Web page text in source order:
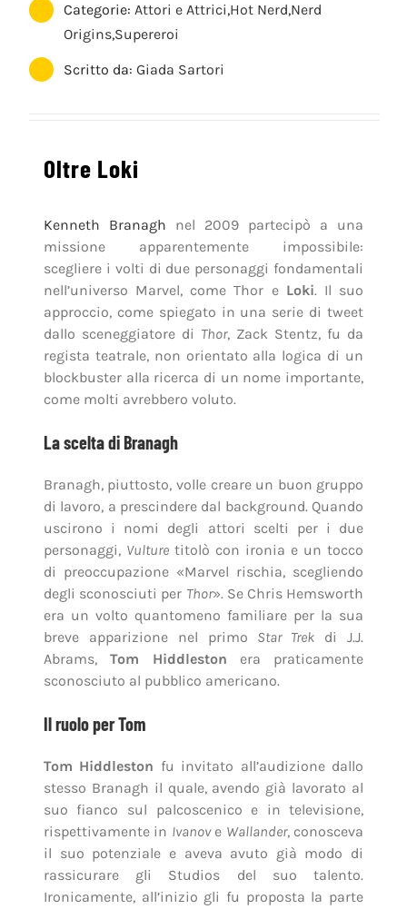
Categorie:Attori e Attrici,Hot Nerd,Nerd
Origins,Supereroi
Scritto da:Giada Sartori
Oltre Loki
Kenneth Branagh nel 2009 partecipò a una
missione apparentemente impossibile:
scegliere i volti di due personaggi fondamentali
nell’universo Marvel, come Thor e Loki. Il suo
approccio, come spiegato in una serie di tweet
dallo sceneggiatore di Thor, Zack Stentz, fu da
regista teatrale, non orientato alla logica di un
blockbuster alla ricerca di un nome importante,
come molti avrebbero voluto.
La scelta di Branagh
Branagh, piuttosto, volle creare un buon gruppo
di lavoro, a prescindere dal background. Quando
uscirono i nomi degli attori scelti per i due
personaggi, Vulture titolò con ironia e un tocco
di preoccupazione «Marvel rischia, scegliendo
degli sconosciuti per Thor». Se Chris Hemsworth
era un volto quantomeno familiare per la sua
breve apparizione nel primo Star Trek di J.J.
Abrams,Tom Hiddleston era praticamente
sconosciuto al pubblico americano.
Il ruolo per Tom
Tom Hiddleston fu invitato all’audizione dallo
stesso Branagh il quale, avendo già lavorato al
suo fianco sul palcoscenico e in televisione,
rispettivamente in Ivanove Wallander, conosceva
il suo potenziale e aveva avuto già modo di
rassicurare gli Studios del suo talento.
Ironicamente, all’inizio gli fu proposta la parte